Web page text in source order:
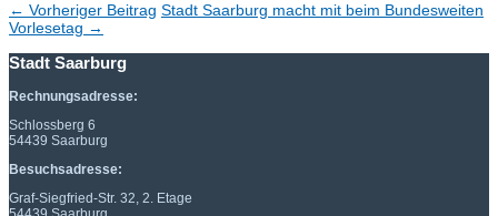
← Vorheriger Beitrag Stadt Saarburg macht mit beim Bundesweiten
Vorlesetag →
Stadt Saarburg
Rechnungsadresse:
Schlossberg 6
54439 Saarburg
Besuchsadresse:
Graf-Siegfried-Str. 32, 2. Etage